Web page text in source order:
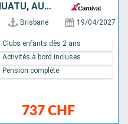
NOUVELLE-CALÉDONIE, VANUATU, AUSTRALIE
Brisbane 19/04/2027
737 CHF
Clubs enfants dès 2 ans
Activités à bord incluses
Pension complète